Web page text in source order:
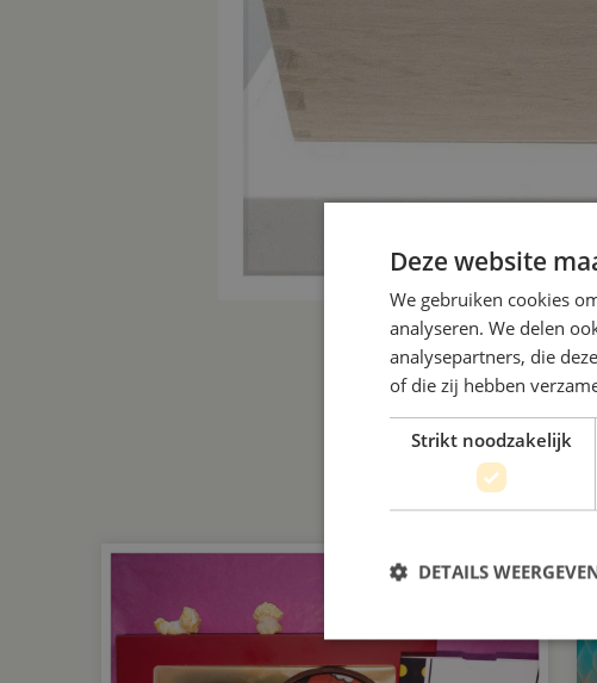
MEER NIEUWS
Deze website
We gebruiken cookies
analyseren. We delen
analysepartners, die
of die zij hebben
Strikt noodzakelijk
DETAILS